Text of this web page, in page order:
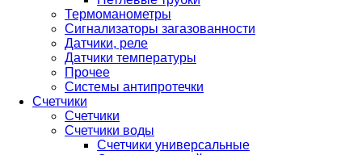
Термоманометры
Сигнализаторы загазованности
Датчики, реле
Датчики температуры
Прочее
Системы антипротечки
Счетчики
Счетчики
Счетчики воды
Счетчики универсальные